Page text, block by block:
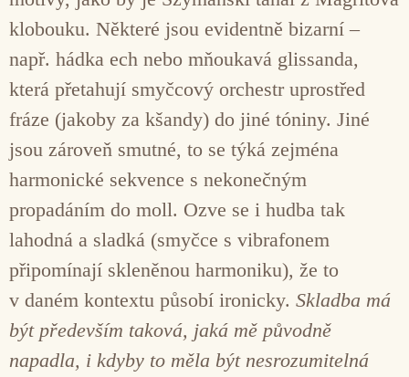
klobouku. Některé jsou evidentně bizarní –
např. hádka ech nebo mňoukavá glissanda,
která přetahují smyčcový orchestr uprostřed
fráze (jakoby za kšandy) do jiné tóniny. Jiné
jsou zároveň smutné, to se týká zejména
harmonické sekvence s nekonečným
propadáním do moll. Ozve se i hudba tak
lahodná a sladká (smyčce s vibrafonem
připomínají skleněnou harmoniku), že to
v daném kontextu působí ironicky. Skladba má
být především taková, jaká mě původně
napadla, i kdyby to měla být nesrozumitelná